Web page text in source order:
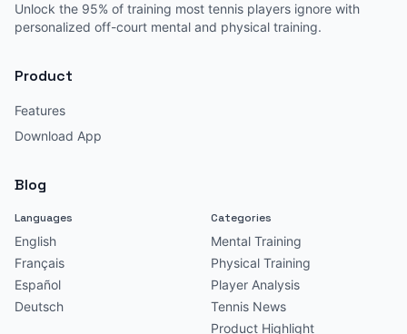
Unlock the 95% of training most tennis players ignore with
personalized off-court mental and physical training.
Product
Features
Download App
Blog
Languages
English
Français
Español
Deutsch
Categories
Mental Training
Physical Training
Player Analysis
Tennis News
Product Highlight